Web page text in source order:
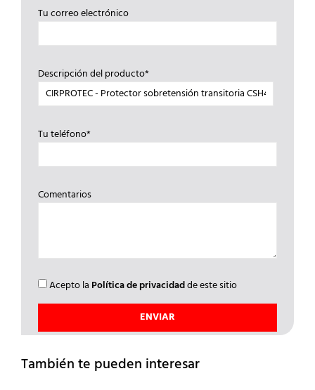
Tu correo electrónico
Descripción del producto*
Tu teléfono*
Comentarios
Acepto la Política de privacidadde este sitio
También te pueden interesar